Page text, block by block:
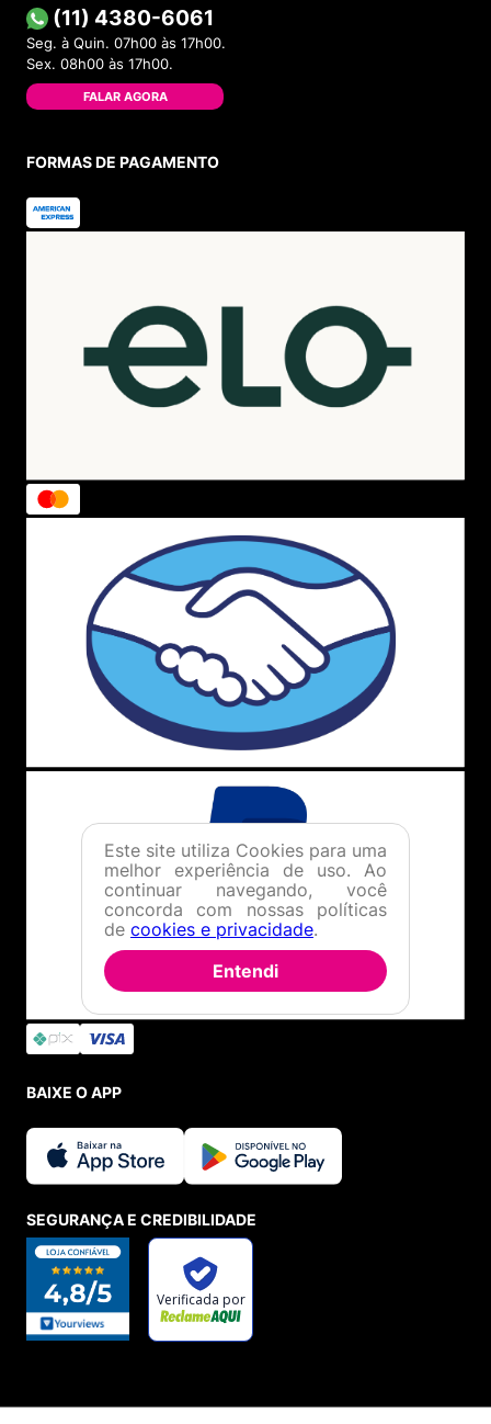
(11) 4380-6061
Seg. à Quin. 07h00 às 17h00.
Sex. 08h00 às 17h00.
FALAR AGORA
FORMAS DE PAGAMENTO
BAIXE O APP
SEGURANÇA E CREDIBILIDADE
Este site utiliza Cookies para uma
melhor experiência de uso. Ao
continuar navegando, você
concorda com nossas políticas
de cookies e privacidade.
Entendi